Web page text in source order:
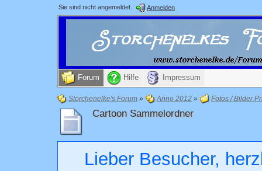
Sie sind nicht angemeldet. Anmelden
Forum Hilfe Impressum
Storchenelke's Forum » Anno 2012 » Fotos / Bilder
Cartoon Sammelordner
Lieber Besucher,